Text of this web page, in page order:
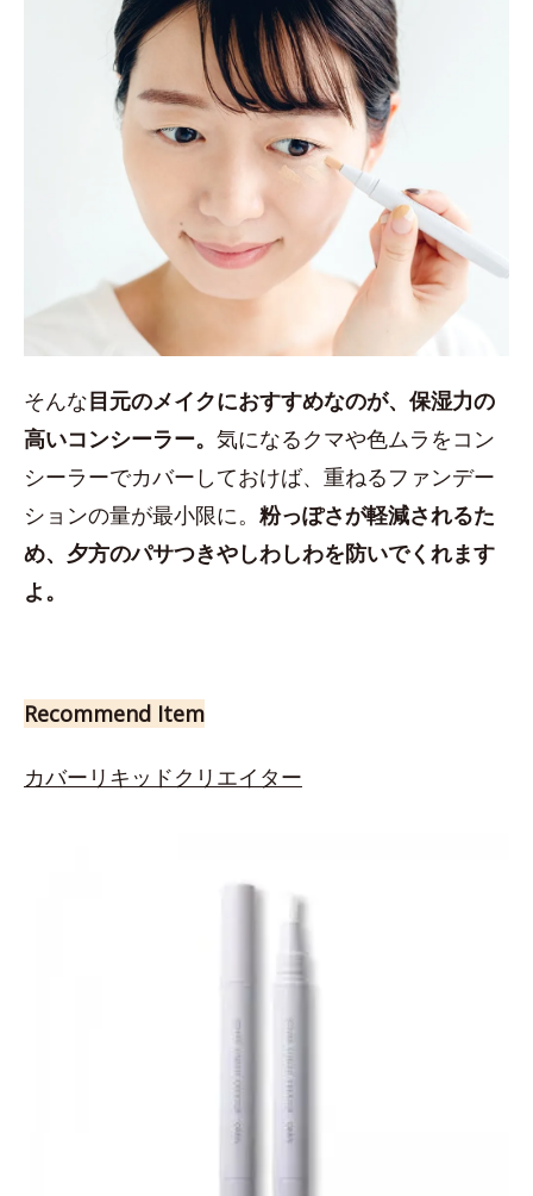
そんな目元のメイクにおすすめなのが、保湿力の
高いコンシーラー。 気になるクマや色ムラをコン
シーラーでカバーしておけば、重ねるファンデー
ションの量が最小限に。 粉っぽさが軽減されるた
め、夕方のパサつきやしわしわを防いでくれます
よ。
Recommend Item
カバーリキッドクリエイター